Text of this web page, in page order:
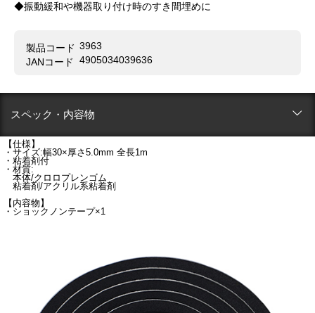
◆振動緩和や機器取り付け時のすき間埋めに
製品コード 3963
JANコード
4905034039636
スペック・内容物
【仕様】
・サイズ:幅30×厚さ5.0mm 全長1m
・粘着剤付
・材質:
本体/クロロプレンゴム
粘着剤/アクリル系粘着剤
【内容物】
・ショックノンテープ×1